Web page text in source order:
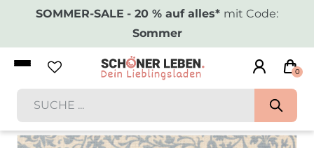
SOMMER-SALE - 20 % auf alles* mit Code:
Sommer
0